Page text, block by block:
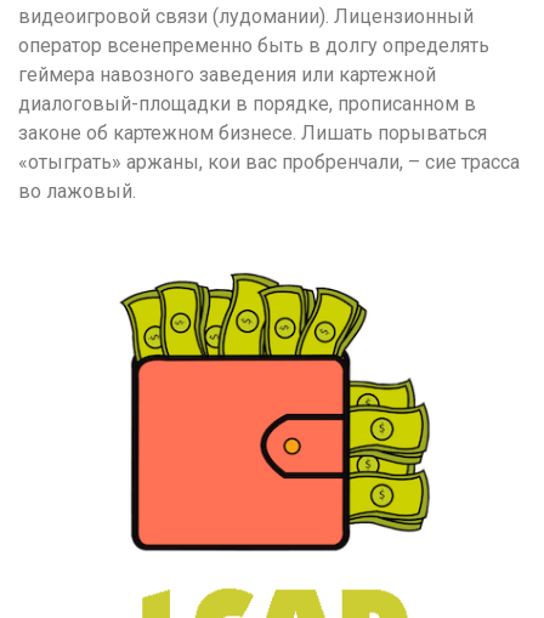
видеоигровой связи (лудомании). Лицензионный
оператор всенепременно быть в долгу определять
геймера навозного заведения или картежной
диалоговый-площадки в порядке, прописанном в
законе об картежном бизнесе. Лишать порываться
«отыграть» аржаны, кои вас пробренчали, – сие трасса
во лажовый.